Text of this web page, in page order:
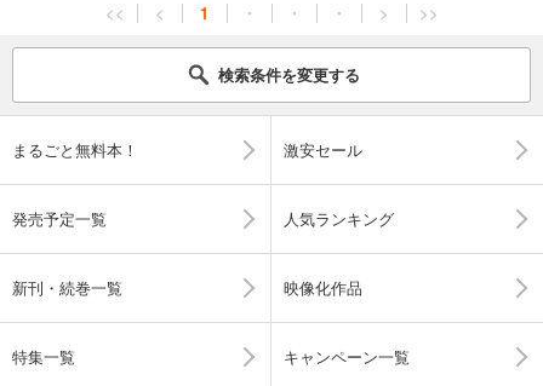
<< < 1 ・ ・ ・ > >>
検索条件を変更する
まるごと無料本！ 激安セール
発売予定一覧 人気ランキング
新刊・続巻一覧 映像化作品
特集一覧 キャンペーン一覧